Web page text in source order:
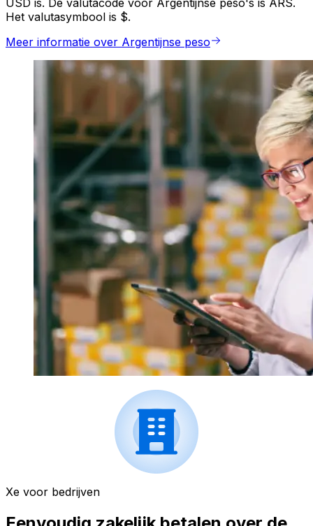
USD is. De valutacode voor Argentijnse peso's is ARS.
Het valutasymbool is $.
Meer informatie over Argentijnse peso
Xe voor bedrijven